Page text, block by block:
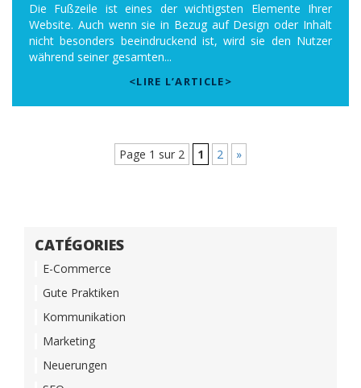
Die Fußzeile ist eines der wichtigsten Elemente Ihrer
Website. Auch wenn sie in Bezug auf Design oder Inhalt
nicht besonders beeindruckend ist, wird sie den Nutzer
während seiner gesamten...
<LIRE L’ARTICLE>
Page 1 sur 2 1 2 »
CATÉGORIES
E-Commerce
Gute Praktiken
Kommunikation
Marketing
Neuerungen